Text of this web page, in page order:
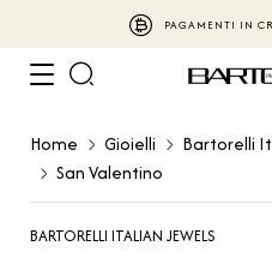
PAGAMENTI IN
Home Gioielli Bartorelli
San Valentino
BARTORELLI ITALIAN JEWELS